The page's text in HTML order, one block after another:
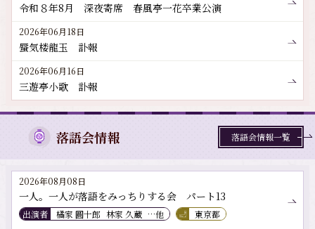
令和８年8月 深夜寄席 春風亭一花卒業公演
2026年06月18日
蜃気楼龍玉 訃報
2026年06月16日
三遊亭小歌 訃報
落語会情報
2026年08月08日
一人。一人が落語をみっちりする会 パート13
出演者 橘家 圓十郎 林家 久蔵 …他 東京都
落語会情報一覧